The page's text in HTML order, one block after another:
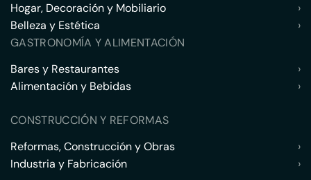
Hogar, Decoración y Mobiliario
›
Belleza y Estética
›
GASTRONOMÍA Y ALIMENTACIÓN
Bares y Restaurantes
›
Alimentación y Bebidas
›
CONSTRUCCIÓN Y REFORMAS
Reformas, Construcción y Obras
›
Industria y Fabricación
›